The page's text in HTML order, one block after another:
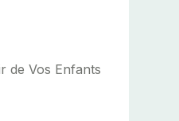
de Vos Enfants